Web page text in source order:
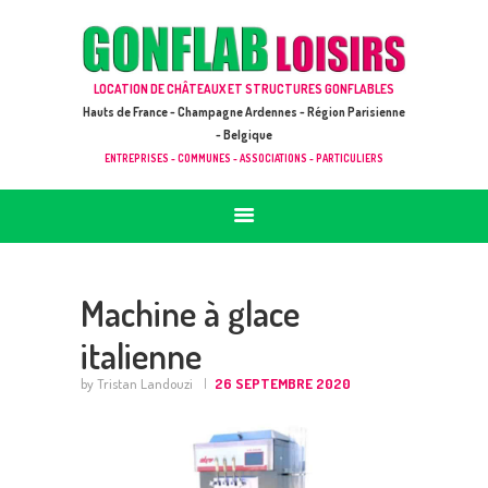
LOCATION DE CHÂTEAUX ET STRUCTURES GONFLABLES
Hauts de France - Champagne Ardennes - Région Parisienne
- Belgique
ENTREPRISES - COMMUNES - ASSOCIATIONS - PARTICULIERS
GONFLAB LOISIRS
ACCUEIL
JEUX À LOUER & PRESTATIONS
CATALOGUE / TARIF
DEMANDE DE DEVIS (SOUS 24H)
Machine à glace
italienne
by Tristan Landouzi 26 SEPTEMBRE 2020